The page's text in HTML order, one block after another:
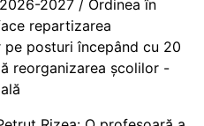
2027 / Ordinea în
repartizarea
posturi începând cu 20
reorganizarea școlilor -